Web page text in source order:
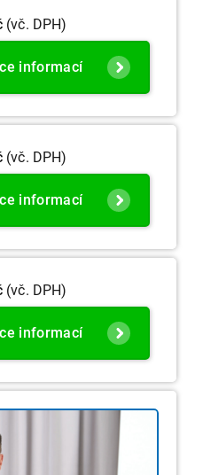
(vč. DPH)
informací
(vč. DPH)
informací
(vč. DPH)
informací